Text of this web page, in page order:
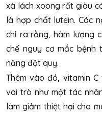
xà lách xoong rất giàu
là hợp chất lutein. Các
chỉ ra rằng, hàm lượng
chế nguy cơ mắc bệnh
năng đột quỵ.
Thêm vào đó, vitamin
vai trò như một tác
làm giảm thiệt hại cho